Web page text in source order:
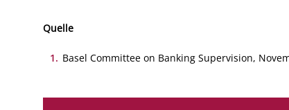
Quelle
1. Basel Committee on Banking Supervision,